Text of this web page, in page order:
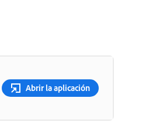
Abrir la aplicación